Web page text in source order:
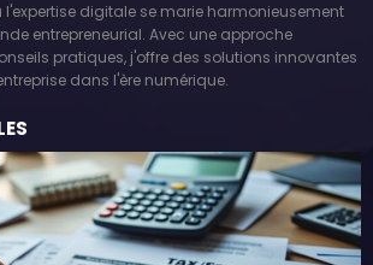
l'expertise digitale se marie harmonieusement
entrepreneurial. Avec une approche
pratiques, j'offre des solutions innovantes
dans l'ère numérique.